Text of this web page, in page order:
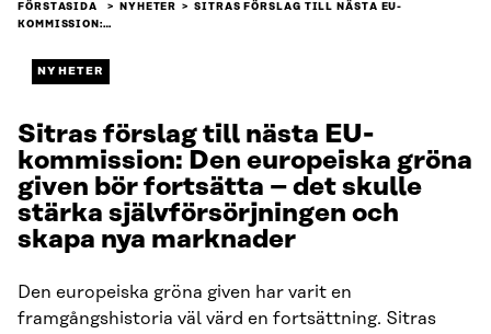
FÖRSTASIDA NYHETER
SITRAS FÖRSLAG TILL NÄSTA EU-
KOMMISSION:…
NYHETER
Sitras förslag till nästa EU-
kommission: Den europeiska gröna
given bör fortsätta – det skulle
stärka självförsörjningen och
skapa nya marknader
Den europeiska gröna given har varit en
framgångshistoria väl värd en fortsättning. Sitras